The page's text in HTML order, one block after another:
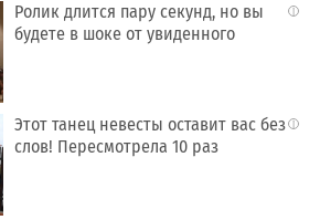
i
Ролик длится пару секунд, но вы
будете в шоке от увиденного
i
Этот танец невесты оставит вас без
слов! Пересмотрела 10 раз